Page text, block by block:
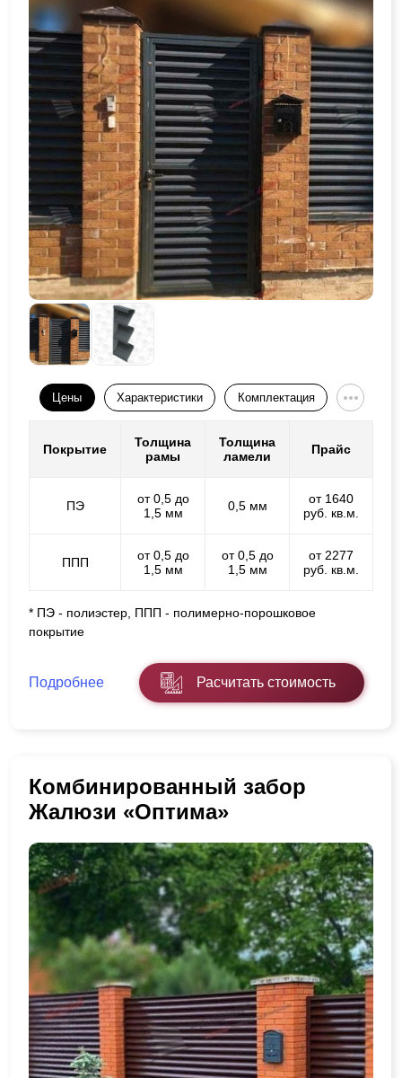
Цены Характеристики Комплектация
Покрытие
Толщина
рамы
Толщина
ламели
Прайс
ПЭ
от 0,5 до
1,5 мм
0,5 мм
от 1640
руб. кв.м.
ППП
от 0,5 до
1,5 мм
от 0,5 до
1,5 мм
от 2277
руб. кв.м.
* ПЭ - полиэстер, ППП - полимерно-порошковое
покрытие
Подробнее Расчитать стоимость
Комбинированный забор
Жалюзи «Оптима»